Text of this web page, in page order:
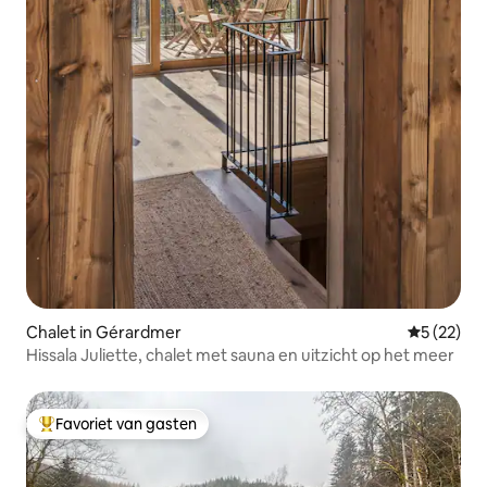
Chalet in Gérardmer
5 (22)
Hissala Juliette, chalet met sauna en uitzicht op het meer
Topfavoriet van gasten
Favoriet van gasten